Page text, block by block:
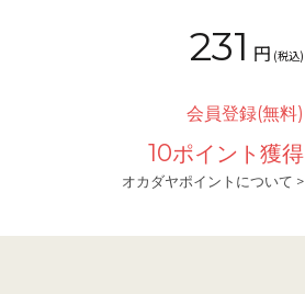
231 円 (税込)
会員登録(無料)
10ポイント獲得
オカダヤポイントについて >